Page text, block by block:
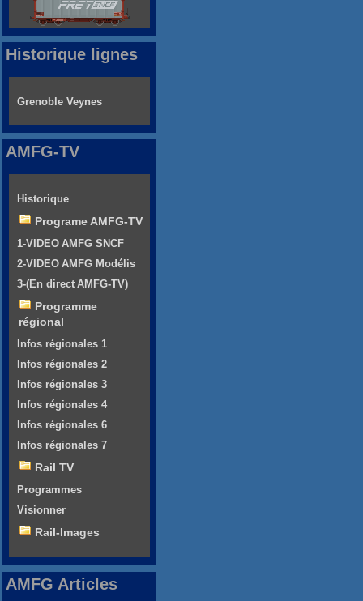
Historique lignes
Grenoble Veynes
AMFG-TV
Historique
Programe AMFG-TV
1-VIDEO AMFG SNCF
2-VIDEO AMFG Modélis
3-(En direct AMFG-TV)
Programme
régional
Infos régionales 1
Infos régionales 2
Infos régionales 3
Infos régionales 4
Infos régionales 6
Infos régionales 7
Rail TV
Programmes
Visionner
Rail-Images
AMFG Articles